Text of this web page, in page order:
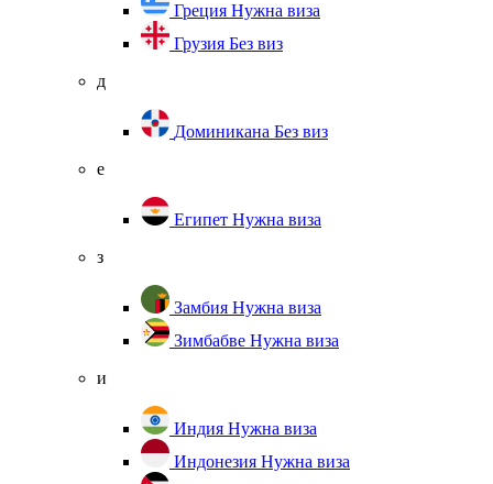
Греция Нужна виза
Грузия Без виз
д
Доминикана Без виз
е
Египет Нужна виза
з
Замбия Нужна виза
Зимбабве Нужна виза
и
Индия Нужна виза
Индонезия Нужна виза